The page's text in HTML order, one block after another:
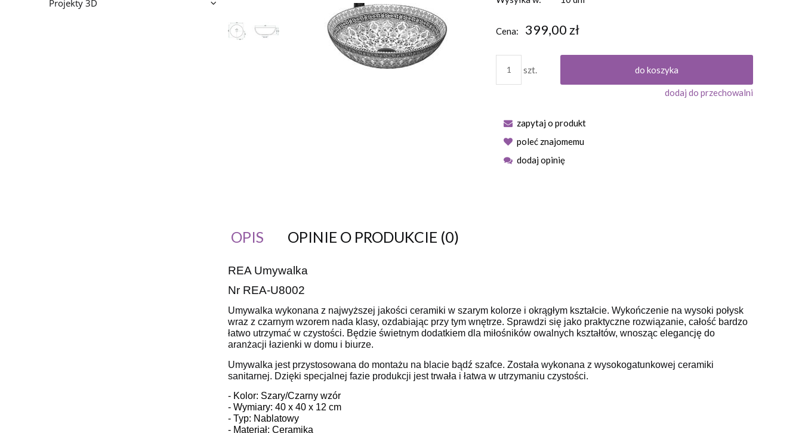
Projekty 3D
Cena: 399,00 zł
szt. do koszyka
dodaj do przechowalni
zapytaj o produkt
poleć znajomemu
dodaj opinię
OPIS OPINIE O PRODUKCIE (0)
REA Umywalka
Nr REA-U8002
Umywalka wykonana z najwyższej jakości ceramiki w szarym kolorze i okrągłym kształcie. Wykończenie na wysoki połysk
wraz z czarnym wzorem nada klasy, ozdabiając przy tym wnętrze. Sprawdzi się jako praktyczne rozwiązanie, całość bardzo
łatwo utrzymać w czystości. Będzie świetnym dodatkiem dla miłośników owalnych kształtów, wnosząc elegancję do
aranżacji łazienki w domu i biurze.
Umywalka jest przystosowana do montażu na blacie bądź szafce. Została wykonana z wysokogatunkowej ceramiki
sanitarnej. Dzięki specjalnej fazie produkcji jest trwała i łatwa w utrzymaniu czystości.
- Kolor: Szary/Czarny wzór
- Wymiary: 40 x 40 x 12 cm
- Typ: Nablatowy
- Materiał: Ceramika